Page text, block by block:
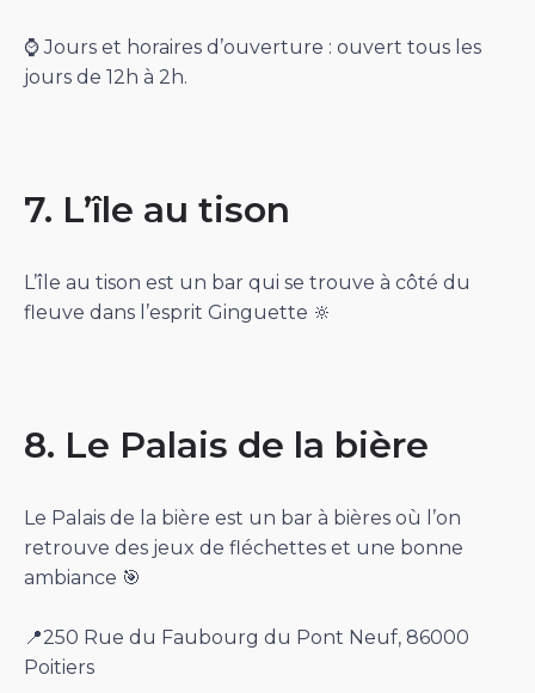
⌚️ Jours et horaires d’ouverture : ouvert tous les
jours de 12h à 2h.
7. L’île au tison
L’île au tison est un bar qui se trouve à côté du
fleuve dans l’esprit Ginguette 🔆
8. Le Palais de la bière
Le Palais de la bière est un bar à bières où l’on
retrouve des jeux de fléchettes et une bonne
ambiance 🎯
📍250 Rue du Faubourg du Pont Neuf, 86000
Poitiers